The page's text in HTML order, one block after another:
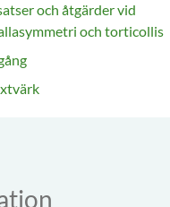
och åtgärder vid
och torticollis